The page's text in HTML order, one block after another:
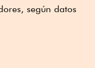
según datos